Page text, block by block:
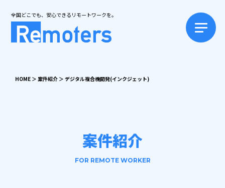
全国どこでも、安心できるリモートワークを。
HOME ＞ 案件紹介 ＞ デジタル複合機開発(インクジェット)
案件紹介
FOR REMOTE WORKER